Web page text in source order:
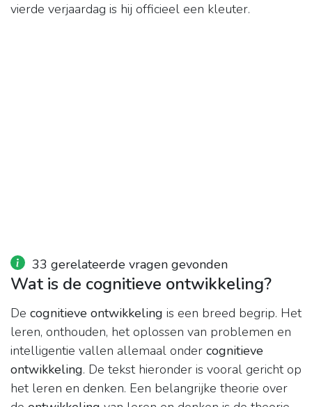
vierde verjaardag is hij officieel een kleuter.
33 gerelateerde vragen gevonden
Wat is de cognitieve ontwikkeling?
​De cognitieve ontwikkeling is een breed begrip. Het
leren, onthouden, het oplossen van problemen en
intelligentie vallen allemaal onder cognitieve
ontwikkeling. De tekst hieronder is vooral gericht op
het leren en denken. Een belangrijke theorie over